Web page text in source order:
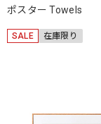
ポスター Towels
SALE 在庫限り